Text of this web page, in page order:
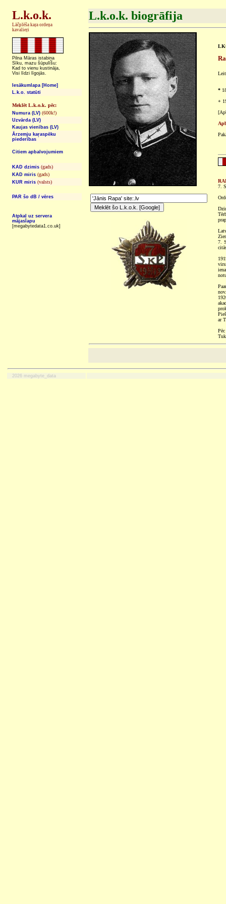
L.k.o.k.
Lāčplēša kaŗa ordeņa
kavalieŗi
Pilna Māras istabiņa
Sīku, mazu šūpulīšu:
Kad to vienu kustināja,
Visi līdzi līgojās.
Iesākumlapa [Home]
L.k.o. statūti
Meklēt L.k.o.k. pēc:
Numura (LV) (600k!)
Uzvārda (LV)
Kaujas vienības (LV)
Ārzemju kaŗaspēku
piederības
Citiem apbalvojumiem
KAD dzimis (gads)
KAD miris (gads)
KUR miris (valsts)
PAR šo dB / vēres
Atpkaļ uz servera
mājaslapu
[megabytedata1.co.uk]
L.k.o.k. biogrāfija
*
+
7.
7.
ar
2026 megabyte_data